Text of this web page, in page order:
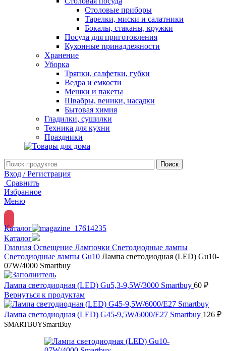
Столовые приборы
Тарелки, миски и салатники
Бокалы, стаканы, кружки
Посуда для приготовления
Кухонные принадлежности
Хранение
Уборка
Тряпки, салфетки, губки
Ведра и емкости
Мешки и пакеты
Швабры, веники, насадки
Бытовая химия
Гладилки, сушилки
Техника для кухни
Праздники
Поиск
Вход / Регистрация
Сравнить
Избранное
Меню
Каталог
Каталог
Главная Освещение Лампочки Светодиодные лампы
Светодиодные лампы Gu10 Лампа светодиодная (LED) Gu10-
07W/4000 Smartbuy
Лампа светодиодная (LED) Gu5,3-9,5W/3000 Smartbuy 60 ₽
Вернуться к продуктам
Лампа светодиодная (LED) G45-9,5W/6000/E27 Smartbuy 126 ₽
SMARTBUYSmartBuy